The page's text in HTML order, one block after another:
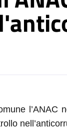
l’ANAC
nell’